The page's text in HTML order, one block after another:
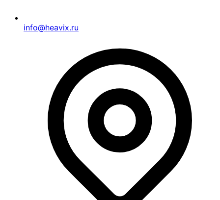
info@heavix.ru